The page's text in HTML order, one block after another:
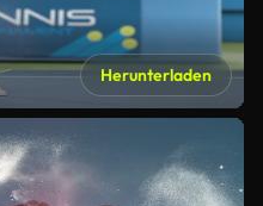
Herunterladen